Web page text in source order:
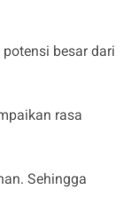
besar dari
rasa
Sehingga